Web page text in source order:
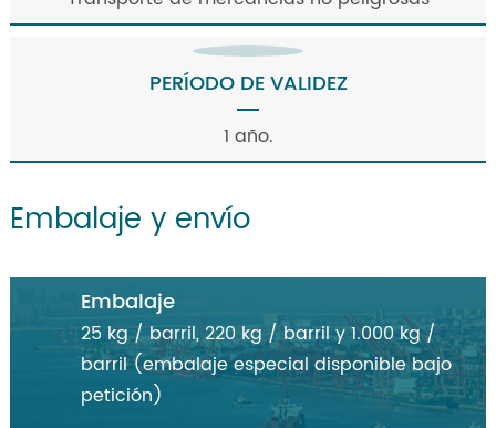
PERÍODO DE VALIDEZ
1 año.
Embalaje y envío
Embalaje
25 kg / barril, 220 kg / barril y 1.000 kg /
barril (embalaje especial disponible bajo
petición)